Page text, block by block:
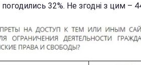
32%. Не згодні з цим –